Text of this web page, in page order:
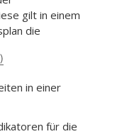
gilt in einem
die
in einer
für die